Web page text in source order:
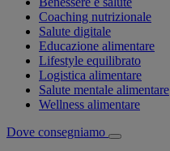
Coaching nutrizionale
Salute digitale
Educazione alimentare
Lifestyle equilibrato
Logistica alimentare
Salute mentale alimentare
Wellness alimentare
Dove consegniamo